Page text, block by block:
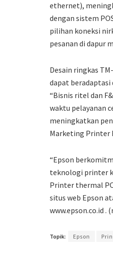
ethernet),
dengan sistem
pilihan koneksi
pesanan di dapur
Desain ringkas
dapat beradaptasi
“Bisnis ritel dan
waktu pelayanan
meningkatkan
Marketing Printer
“Epson
teknologi printer
Printer thermal
situs web Epson
www.epson.co.id .
Topik: Epson